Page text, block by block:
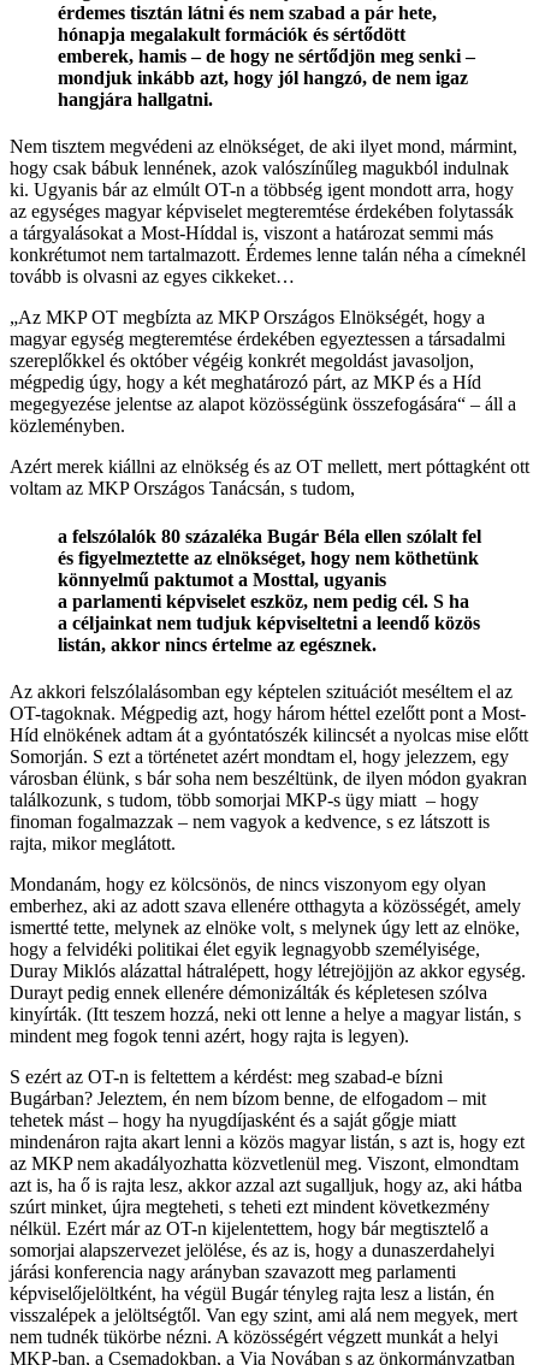
érdemes tisztán látni és nem szabad a pár hete,
hónapja megalakult formációk és sértődött
emberek, hamis – de hogy ne sértődjön meg senki –
mondjuk inkább azt, hogy jól hangzó, de nem igaz
hangjára hallgatni.
Nem tisztem megvédeni az elnökséget, de aki ilyet mond, mármint,
hogy csak bábuk lennének, azok valószínűleg magukból indulnak
ki. Ugyanis bár az elmúlt OT-n a többség igent mondott arra, hogy
az egységes magyar képviselet megteremtése érdekében folytassák
a tárgyalásokat a Most-Híddal is, viszont a határozat semmi más
konkrétumot nem tartalmazott. Érdemes lenne talán néha a címeknél
tovább is olvasni az egyes cikkeket…
„Az MKP OT megbízta az MKP Országos Elnökségét, hogy a
magyar egység megteremtése érdekében egyeztessen a társadalmi
szereplőkkel és október végéig konkrét megoldást javasoljon,
mégpedig úgy, hogy a két meghatározó párt, az MKP és a Híd
megegyezése jelentse az alapot közösségünk összefogására“ – áll a
közleményben.
Azért merek kiállni az elnökség és az OT mellett, mert póttagként ott
voltam az MKP Országos Tanácsán, s tudom,
a felszólalók 80 százaléka Bugár Béla ellen szólalt fel
és figyelmeztette az elnökséget, hogy nem köthetünk
könnyelmű paktumot a Mosttal, ugyanis
a parlamenti képviselet eszköz, nem pedig cél. S ha
a céljainkat nem tudjuk képviseltetni a leendő közös
listán, akkor nincs értelme az egésznek.
Az akkori felszólalásomban egy képtelen szituációt meséltem el az
OT-tagoknak. Mégpedig azt, hogy három héttel ezelőtt pont a Most-
Híd elnökének adtam át a gyóntatószék kilincsét a nyolcas mise előtt
Somorján. S ezt a történetet azért mondtam el, hogy jelezzem, egy
városban élünk, s bár soha nem beszéltünk, de ilyen módon gyakran
találkozunk, s tudom, több somorjai MKP-s ügy miatt – hogy
finoman fogalmazzak – nem vagyok a kedvence, s ez látszott is
rajta, mikor meglátott.
Mondanám, hogy ez kölcsönös, de nincs viszonyom egy olyan
emberhez, aki az adott szava ellenére otthagyta a közösségét, amely
ismertté tette, melynek az elnöke volt, s melynek úgy lett az elnöke,
hogy a felvidéki politikai élet egyik legnagyobb személyisége,
Duray Miklós alázattal hátralépett, hogy létrejöjjön az akkor egység.
Durayt pedig ennek ellenére démonizálták és képletesen szólva
kinyírták. (Itt teszem hozzá, neki ott lenne a helye a magyar listán, s
mindent meg fogok tenni azért, hogy rajta is legyen).
S ezért az OT-n is feltettem a kérdést: meg szabad-e bízni
Bugárban? Jeleztem, én nem bízom benne, de elfogadom – mit
tehetek mást – hogy ha nyugdíjasként és a saját gőgje miatt
mindenáron rajta akart lenni a közös magyar listán, s azt is, hogy ezt
az MKP nem akadályozhatta közvetlenül meg. Viszont, elmondtam
azt is, ha ő is rajta lesz, akkor azzal azt sugalljuk, hogy az, aki hátba
szúrt minket, újra megteheti, s teheti ezt mindent következmény
nélkül. Ezért már az OT-n kijelentettem, hogy bár megtisztelő a
somorjai alapszervezet jelölése, és az is, hogy a dunaszerdahelyi
járási konferencia nagy arányban szavazott meg parlamenti
képviselőjelöltként, ha végül Bugár tényleg rajta lesz a listán, én
visszalépek a jelöltségtől. Van egy szint, ami alá nem megyek, mert
nem tudnék tükörbe nézni. A közösségért végzett munkát a helyi
MKP-ban, a Csemadokban, a Via Novában s az önkormányzatban